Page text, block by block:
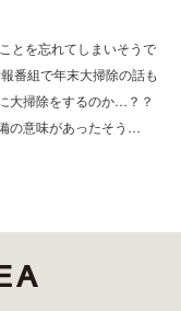
とを忘れてしまいそうで
番組で年末大掃除の話も
大掃除をするのか…？？
の意味があったそう…